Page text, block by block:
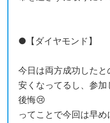
●【ダイヤモンド】
今日は両方成功したと
安くなってるし、参加
後悔😢
ってことで今回は早め